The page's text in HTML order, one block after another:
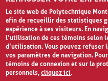
Le site web de Polytechnique
afin de recueillir des statistiques
expérience à ses visiteurs. En
l’utilisation de ces témoins selon
d’utilisation. Vous pouvez
vos paramètres de navigation.
témoins de connexion et sur la
personnels,cliquez ici.